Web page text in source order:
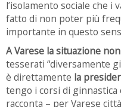
l’isolamento sociale che i
fatto di non poter più
importante in questo
A Varese la situazione
tesserati “diversamente
è direttamente la
tengo i corsi di
racconta – per Varese